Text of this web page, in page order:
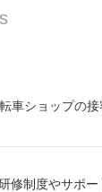
車ショップの
修制度やサポー